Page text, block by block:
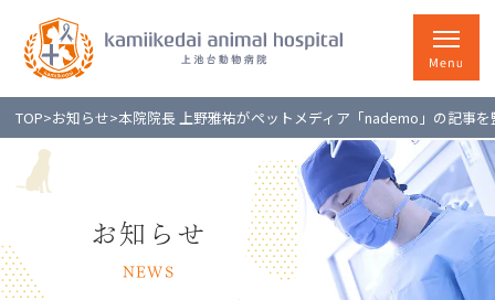
TOP>お知らせ>本院院長 上野雅祐がペットメディア「nademo」の記事
お知らせ
NEWS